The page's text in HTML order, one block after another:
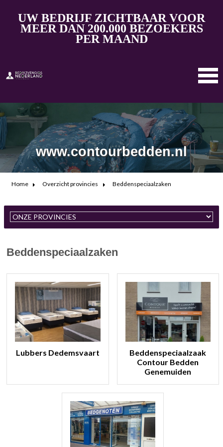
UW BEDRIJF ZICHTBAAR VOOR
MEER DAN 200.000 BEZOEKERS
PER MAAND
www.contourbedden.nl
Home Overzicht provincies Beddenspeciaalzaken
Beddenspeciaalzaken
Lubbers Dedemsvaart
Beddenspeciaalzaak
Contour Bedden
Genemuiden